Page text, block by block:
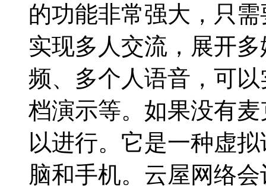
的功能非常强大，只
实现多人交流，展开
频、多个人语音，可
档演示等。如果没有
以进行。它是一种虚
脑和手机。云屋网络